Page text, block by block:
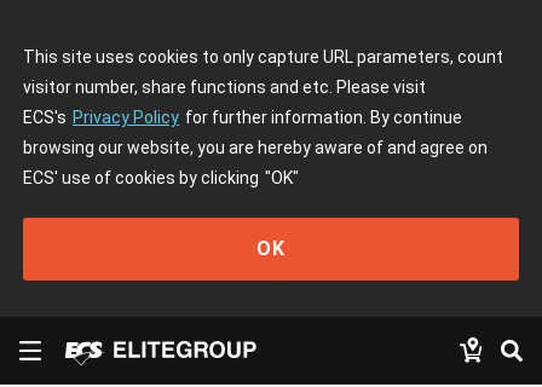
This site uses cookies to only capture URL parameters, count
visitor number, share functions and etc. Please visit
ECS's Privacy Policy for further information. By continue
browsing our website, you are hereby aware of and agree on
ECS' use of cookies by clicking "OK"
OK